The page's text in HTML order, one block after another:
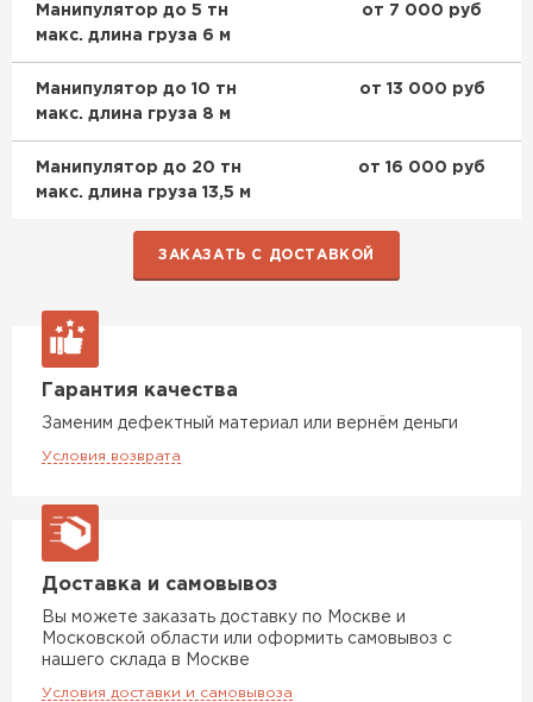
Манипулятор до 5 тн
макс. длина груза 6 м
от 7 000 руб
Манипулятор до 10 тн
макс. длина груза 8 м
от 13 000 руб
Манипулятор до 20 тн
макс. длина груза 13,5 м
от 16 000 руб
ЗАКАЗАТЬ С ДОСТАВКОЙ
Гарантия качества
Заменим дефектный материал или вернём деньги
Условия возврата
Доставка и самовывоз
Вы можете заказать доставку по Москве и
Московской области или оформить самовывоз с
нашего склада в Москве
Условия доставки и самовывоза
Керамическая черепица
ПЕРЕЙТИ